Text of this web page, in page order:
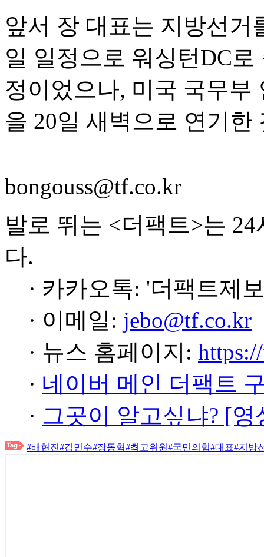
앞서 장 대표는 지방선거
일 일정으로 워싱턴DC
정이었으나, 미국 국무부
을 20일 새벽으로 연기한
bongouss@tf.co.kr
발로 뛰는 <더팩트>는
다.
· 카카오톡: '더팩트제
· 이메일: jebo@tf.co.kr
· 뉴스 홈페이지:
· 네이버 메인 더팩트
· 그곳이 알고싶냐? [
#배현진#김민수#장동혁#최고위원#국민의힘#대표#지방